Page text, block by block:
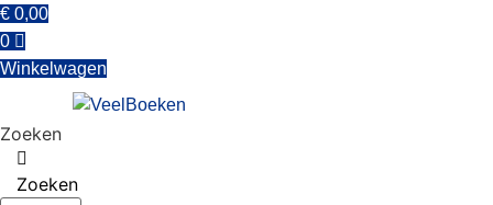
€ 0,00
0
Winkelwagen
Zoeken
Zoeken